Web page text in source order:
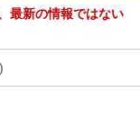
最新の情報ではない